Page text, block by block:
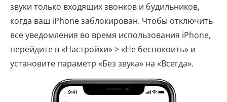
звуки только входящих звонков и будильников,
когда ваш iPhone заблокирован. Чтобы отключить
все уведомления во время использования iPhone,
перейдите в «Настройки» > «Не беспокоить» и
установите параметр «Без звука» на «Всегда».